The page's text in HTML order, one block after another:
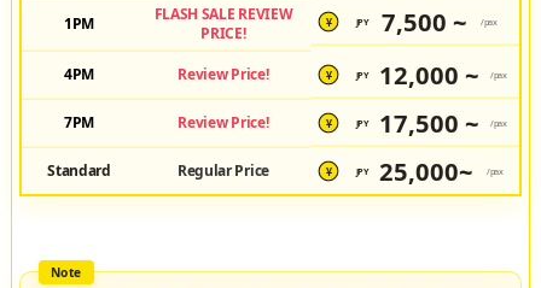
1PM
FLASH SALE REVIEW
PRICE!
¥ JPY 7,500 ~ /pax
4PM Review Price! ¥ JPY 12,000 ~ /pax
7PM Review Price! ¥ JPY 17,500 ~ /pax
Standard Regular Price ¥ JPY 25,000~ /pax